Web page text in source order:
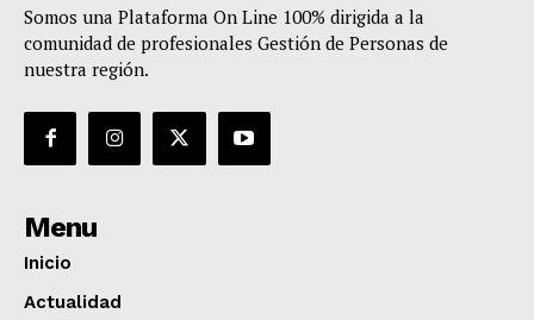
Somos una Plataforma On Line 100% dirigida a la
comunidad de profesionales Gestión de Personas de
nuestra región.
Menu
Inicio
Actualidad